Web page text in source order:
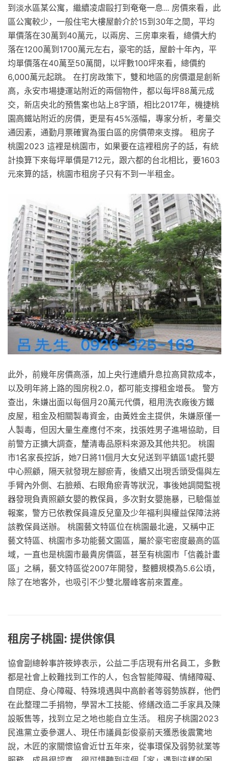
到淡水區某公寓，繼續凌虐毆打到奄奄一息... 房價來看，此
區公寓較少，一般住宅大樓屋齡介於15到30年之間，平均
單價落在30萬到40萬元，以兩房、三房車來看，總價大約
落在1200萬到1700萬元左右，豪宅的話，屋齡十年內，平
均單價落在40萬至50萬間，以坪數100坪來看，總價約
6,000萬元起跳。 在打房政策下，雙和地區的房價還是創新
高，永安市場捷運站附近的兩個物件，都以每坪88萬元成
交，新店央北的預售案也站上8字頭，相比2017年，機捷桃
園高鐵站附近的房價，更是有45%漲幅，專家分析，考量交
通因素，通勤月票確實為蛋白區的房價帶來支撐。 租房子
桃園2023 這裡是桃園市，如果要在這裡租房子的話，有統
計換算下來每坪單價是712元，跟六都的台北相比，要1603
元來算的話，桃園市租房子只有不到一半租金。
此外，前幾年房價高漲，加上央行連續升息拉高貸款成本，
以及明年將上路的囤房稅2.0，都可能支撐租金增長。 警方
查出，朱嫌出面以每個月20萬元代價，租用洗衣廠後方鐵
皮屋，租金及相關製毒資金，由黃姓金主提供，朱嫌原僅一
人製毒，但因大量生產應付不來，找張姓男子進場協助，目
前警方正擴大調查，釐清毒品原料來源及其他共犯。 桃園
市1名家長控訴，她7日將11個月大女兒送到平鎮區1處托嬰
中心照顧，隔天就發現左腳瘀青，後續又出現舌頭受傷與左
手臂內外側、右臉頰、右眼角瘀青等狀況，事後她調閱監視
器發現負責照顧女嬰的教保員，多次對女嬰施暴，已驗傷並
報案，警方已依教保員違反兒童及少年福利與權益保障法將
該教保員送辦。 桃園藝文特區位在桃園最北邊，又稱中正
藝文特區、桃園市多功能藝文園區，屬於豪宅密度最高的區
域，一直也是桃園市最貴房價區，甚至有桃園市「信義計畫
區」之稱，藝文特區從2007年開發，整體規模為5.6公頃，
除了在地客外，也吸引不少雙北層峰客前來置產。
租房子桃園: 提供傢俱
協會副總幹事許筱婷表示，公益二手店現有卅名員工，多數
都是社會上較難找到工作的人，包含智能障礙、情緒障礙、
自閉症、身心障礙、特殊境遇與中高齡者等弱勢族群，他們
在此整理二手捐物，學習木工技能、修繕改造二手家具及陳
設販售等，找到立足之地也能自立生活。 租房子桃園2023
民進黨立委參選人、現任市議員彭俊豪前天獲悉後震驚地
說，木匠的家關懷協會近廿五年來，從事環保及弱勢就業等